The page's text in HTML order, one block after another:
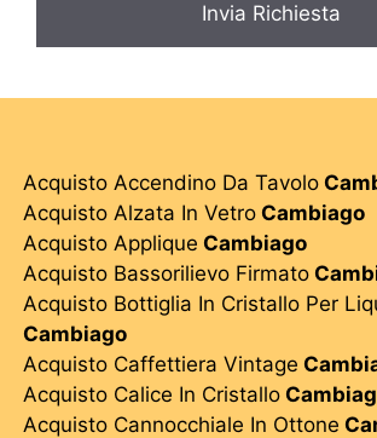
Acquisto Accendino Da Tavolo
Acquisto Alzata In Vetro Cambiago
Acquisto Applique Cambiago
Acquisto Bassorilievo Firmato
Acquisto Bottiglia In Cristallo Per
Cambiago
Acquisto Caffettiera Vintage
Acquisto Calice In Cristallo
Acquisto Cannocchiale In Ottone